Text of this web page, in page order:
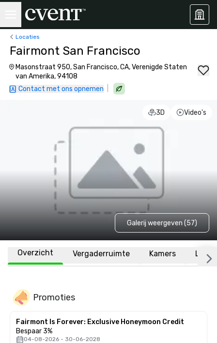
Locaties
Fairmont San Francisco
Masonstraat 950, San Francisco, CA, Verenigde Staten
van Amerika, 94108
Contact met ons opnemen
3D Video's
Galerij weergeven (57)
Overzicht Vergaderruimte Kamers
Promoties
Fairmont Is Forever: Exclusive Honeymoon Credit
Bespaar 3%
04-08-2026 - 30-06-2028